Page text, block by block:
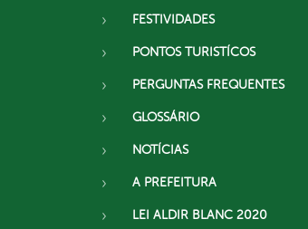
FESTIVIDADES
PONTOS TURISTÍCOS
PERGUNTAS FREQUENTES
GLOSSÁRIO
NOTÍCIAS
A PREFEITURA
LEI ALDIR BLANC 2020